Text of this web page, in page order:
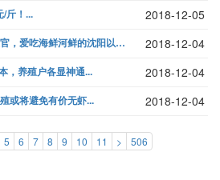
/斤！... 2018-12-05
第二届辽宁海参节完美收官，爱吃海鲜河鲜的沈阳以及周边城市市民大饱口福... 2018-12-04
，养殖户各显神通... 2018-12-04
或将避免有价无虾... 2018-12-04
5 6 7 8 9 10 11 > 506